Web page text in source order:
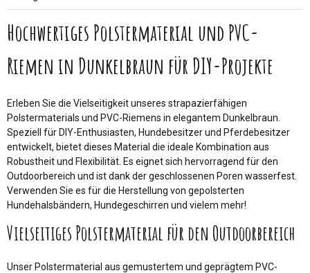
Hochwertiges Polstermaterial und PVC-
Riemen in Dunkelbraun für DIY-Projekte
Erleben Sie die Vielseitigkeit unseres strapazierfähigen
Polstermaterials und PVC-Riemens in elegantem Dunkelbraun.
Speziell für DIY-Enthusiasten, Hundebesitzer und Pferdebesitzer
entwickelt, bietet dieses Material die ideale Kombination aus
Robustheit und Flexibilität. Es eignet sich hervorragend für den
Outdoorbereich und ist dank der geschlossenen Poren wasserfest.
Verwenden Sie es für die Herstellung von gepolsterten
Hundehalsbändern, Hundegeschirren und vielem mehr!
Vielseitiges Polstermaterial für den Outdoorbereich
Unser Polstermaterial aus gemustertem und geprägtem PVC-